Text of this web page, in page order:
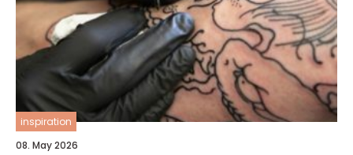
inspiration
08. May 2026